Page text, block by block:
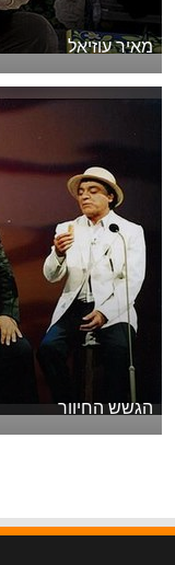
מאיר עוזיאל
הגשש החיוור